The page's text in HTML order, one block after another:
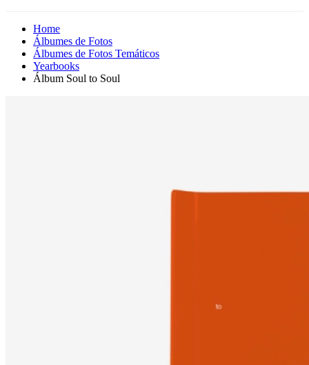
Home
Álbumes de Fotos
Álbumes de Fotos Temáticos
Yearbooks
Álbum Soul to Soul